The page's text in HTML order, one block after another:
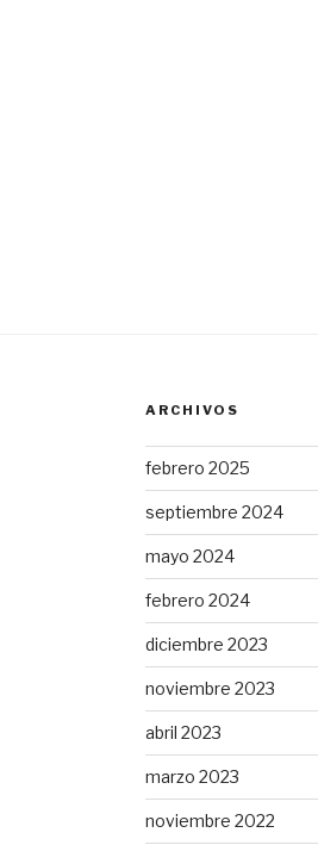
ARCHIVOS
febrero 2025
septiembre 2024
mayo 2024
febrero 2024
diciembre 2023
noviembre 2023
abril 2023
marzo 2023
noviembre 2022